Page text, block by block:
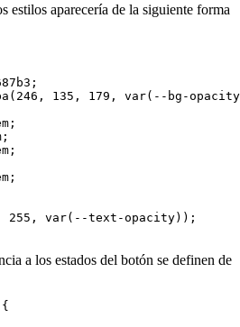
estilos aparecería de la siguiente forma
135, 179, var(--bg-
255, var(--text-opacity));
a los estados del botón se definen de
{